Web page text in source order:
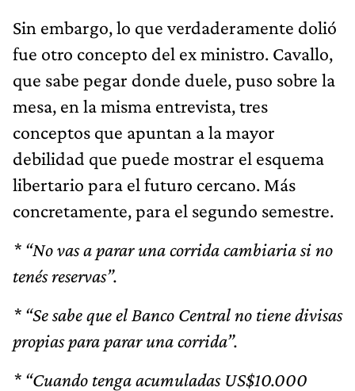
Sin embargo, lo que verdaderamente dolió
fue otro concepto del ex ministro. Cavallo,
que sabe pegar donde duele, puso sobre la
mesa, en la misma entrevista, tres
conceptos que apuntan a la mayor
debilidad que puede mostrar el esquema
libertario para el futuro cercano. Más
concretamente, para el segundo semestre.
* “No vas a parar una corrida cambiaria si no
tenés reservas”.
* “Se sabe que el Banco Central no tiene divisas
propias para parar una corrida”.
* “Cuando tenga acumuladas US$10.000